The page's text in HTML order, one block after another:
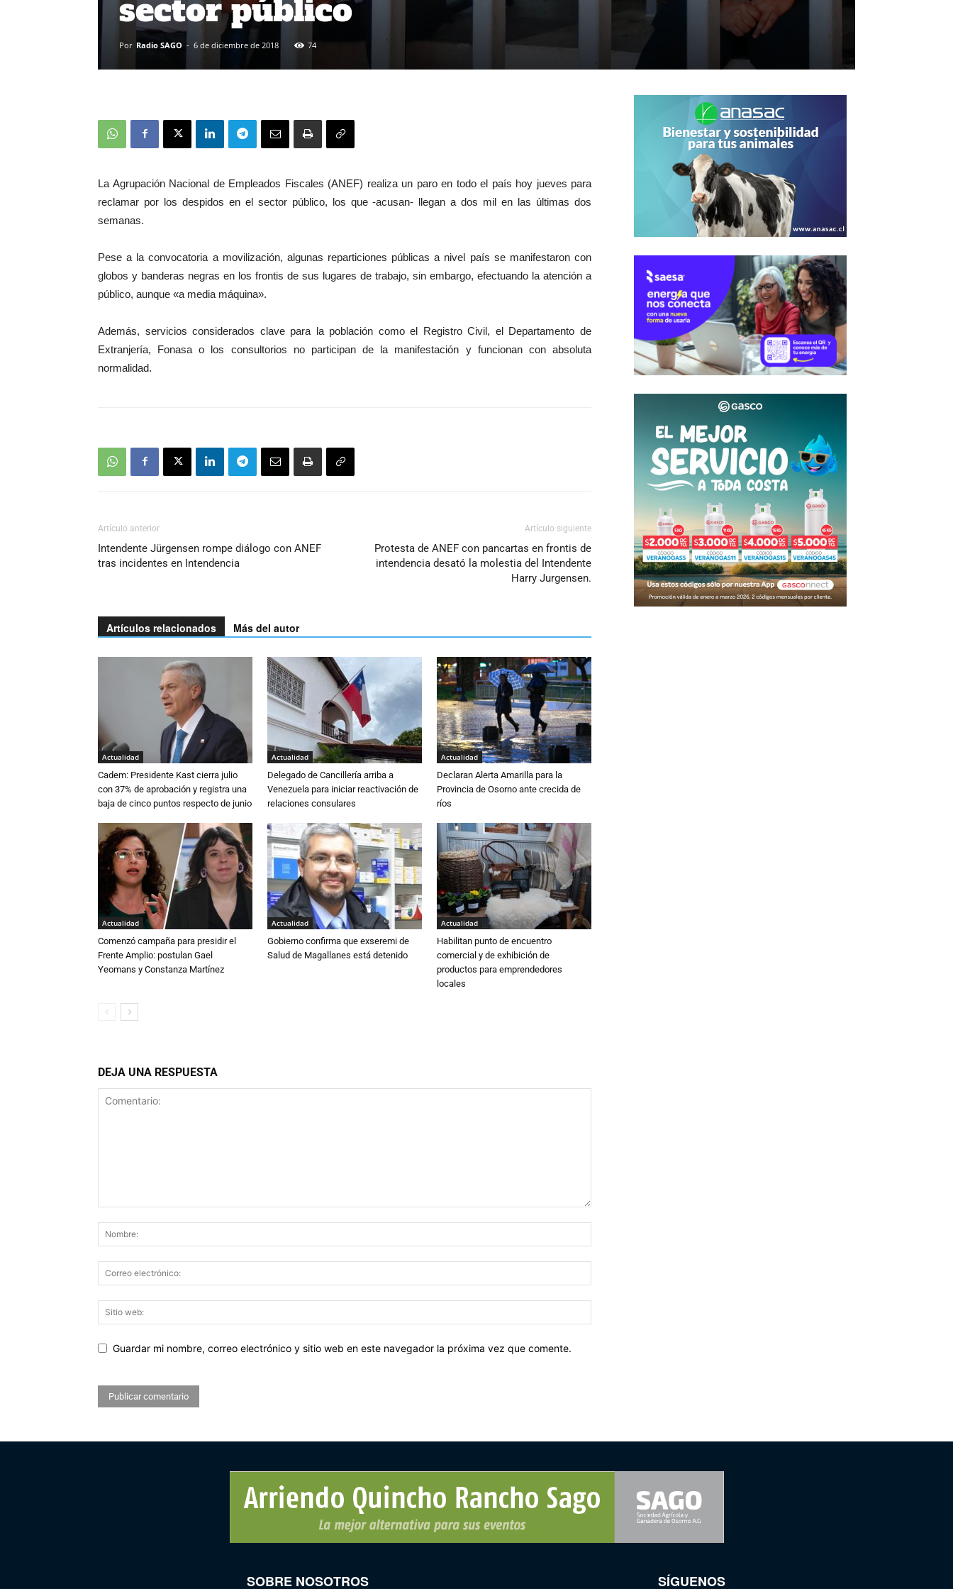
sector público
Por Radio SAGO - 6 de diciembre de 2018 74
La Agrupación Nacional de Empleados Fiscales (ANEF) realiza un paro en todo el país hoy jueves para
reclamar por los despidos en el sector público, los que -acusan- llegan a dos mil en las últimas dos
semanas.
Pese a la convocatoria a movilización, algunas reparticiones públicas a nivel país se manifestaron con
globos y banderas negras en los frontis de sus lugares de trabajo, sin embargo, efectuando la atención a
público, aunque «a media máquina».
Además, servicios considerados clave para la población como el Registro Civil, el Departamento de
Extranjería, Fonasa o los consultorios no participan de la manifestación y funcionan con absoluta
normalidad.
Artículo anterior
Intendente Jürgensen rompe diálogo con ANEF
tras incidentes en Intendencia
Artículo siguiente
Protesta de ANEF con pancartas en frontis de
intendencia desató la molestia del Intendente
Harry Jurgensen.
Artículos relacionados Más del autor
Actualidad
Cadem: Presidente Kast cierra julio
con 37% de aprobación y registra una
baja de cinco puntos respecto de junio
Actualidad
Delegado de Cancillería arriba a
Venezuela para iniciar reactivación de
relaciones consulares
Actualidad
Declaran Alerta Amarilla para la
Provincia de Osorno ante crecida de
ríos
Actualidad
Comenzó campaña para presidir el
Frente Amplio: postulan Gael
Yeomans y Constanza Martínez
Actualidad
Gobierno confirma que exseremi de
Salud de Magallanes está detenido
Actualidad
Habilitan punto de encuentro
comercial y de exhibición de
productos para emprendedores
locales
DEJA UNA RESPUESTA
Guardar mi nombre, correo electrónico y sitio web en este navegador la próxima vez que comente.
SOBRE NOSOTROS SÍGUENOS